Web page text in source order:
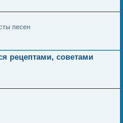
песен
рецептами, советами